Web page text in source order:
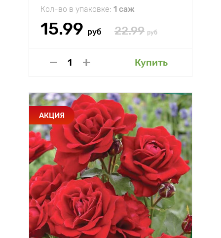
Кол-во в упаковке: 1 саж
15.99 руб 22.99 руб
Купить
АКЦИЯ